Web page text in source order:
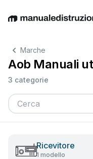
EnglishDeutsch
Marche
Aob Manuali
3 categorie
Ricevitore
1 modello